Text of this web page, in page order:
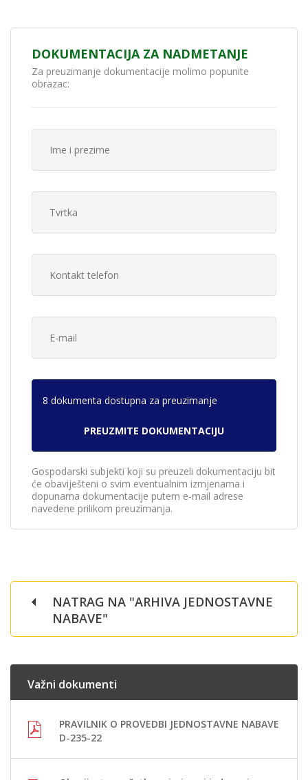
DOKUMENTACIJA ZA NADMETANJE
Za preuzimanje dokumentacije molimo popunite
obrazac:
8 dokumenta dostupna za preuzimanje
Gospodarski subjekti koji su preuzeli dokumentaciju bit
će obaviješteni o svim eventualnim izmjenama i
dopunama dokumentacije putem e-mail adrese
navedene prilikom preuzimanja.
NATRAG NA "ARHIVA JEDNOSTAVNE
NABAVE"
Važni dokumenti
PRAVILNIK O PROVEDBI JEDNOSTAVNE NABAVE
D-235-22